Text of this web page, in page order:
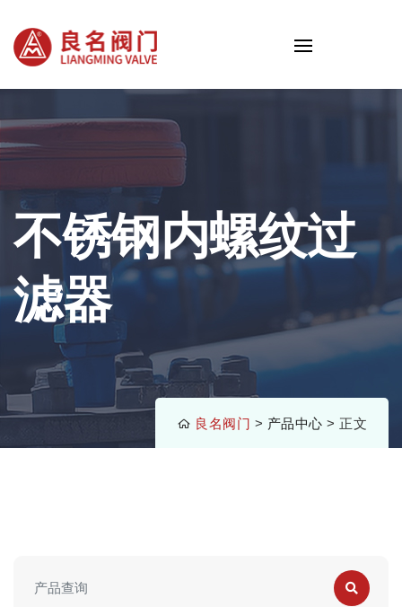
不锈钢内螺纹过
滤器
良名阀门 > 产品中心 > 正文